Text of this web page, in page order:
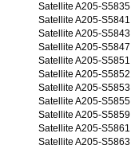
Satellite A205-S5835
Satellite A205-S5841
Satellite A205-S5843
Satellite A205-S5847
Satellite A205-S5851
Satellite A205-S5852
Satellite A205-S5853
Satellite A205-S5855
Satellite A205-S5859
Satellite A205-S5861
Satellite A205-S5863